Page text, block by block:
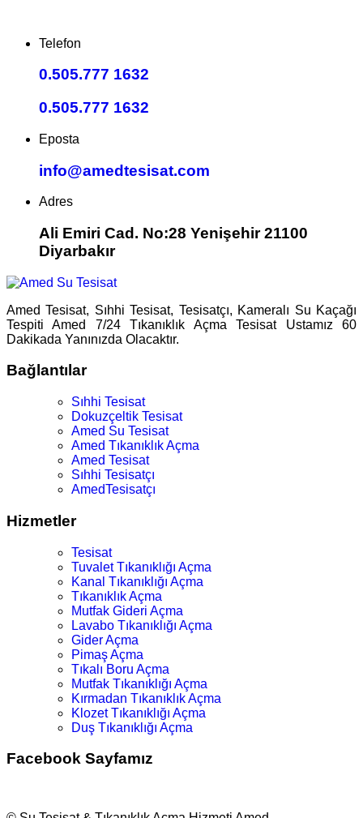
Telefon
0.505.777 1632
0.505.777 1632
Eposta
info@amedtesisat.com
Adres
Ali Emiri Cad. No:28 Yenişehir 21100
Diyarbakır
Amed Tesisat, Sıhhi Tesisat, Tesisatçı, Kameralı Su Kaçağı
Tespiti Amed 7/24 Tıkanıklık Açma Tesisat Ustamız 60
Dakikada Yanınızda Olacaktır.
Bağlantılar
Sıhhi Tesisat
Dokuzçeltik Tesisat
Amed Su Tesisat
Amed Tıkanıklık Açma
Amed Tesisat
Sıhhi Tesisatçı
AmedTesisatçı
Hizmetler
Tesisat
Tuvalet Tıkanıklığı Açma
Kanal Tıkanıklığı Açma
Tıkanıklık Açma
Mutfak Gideri Açma
Lavabo Tıkanıklığı Açma
Gider Açma
Pimaş Açma
Tıkalı Boru Açma
Mutfak Tıkanıklığı Açma
Kırmadan Tıkanıklık Açma
Klozet Tıkanıklığı Açma
Duş Tıkanıklığı Açma
Facebook Sayfamız